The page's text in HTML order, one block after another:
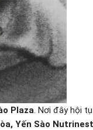
Plaza . Nơi đây hội
Yến Sào